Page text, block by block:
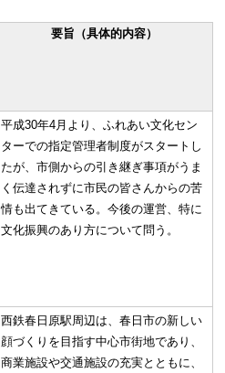
要旨（具体的内容）
平成30年4月より、ふれあい文化セン
ターでの指定管理者制度がスタートし
たが、市側からの引き継ぎ事項がうま
く伝達されずに市民の皆さんからの苦
情も出てきている。今後の運営、特に
文化振興のあり方について問う。
西鉄春日原駅周辺は、春日市の新しい
顔づくりを目指す中心市街地であり、
商業施設や交通施設の充実とともに、